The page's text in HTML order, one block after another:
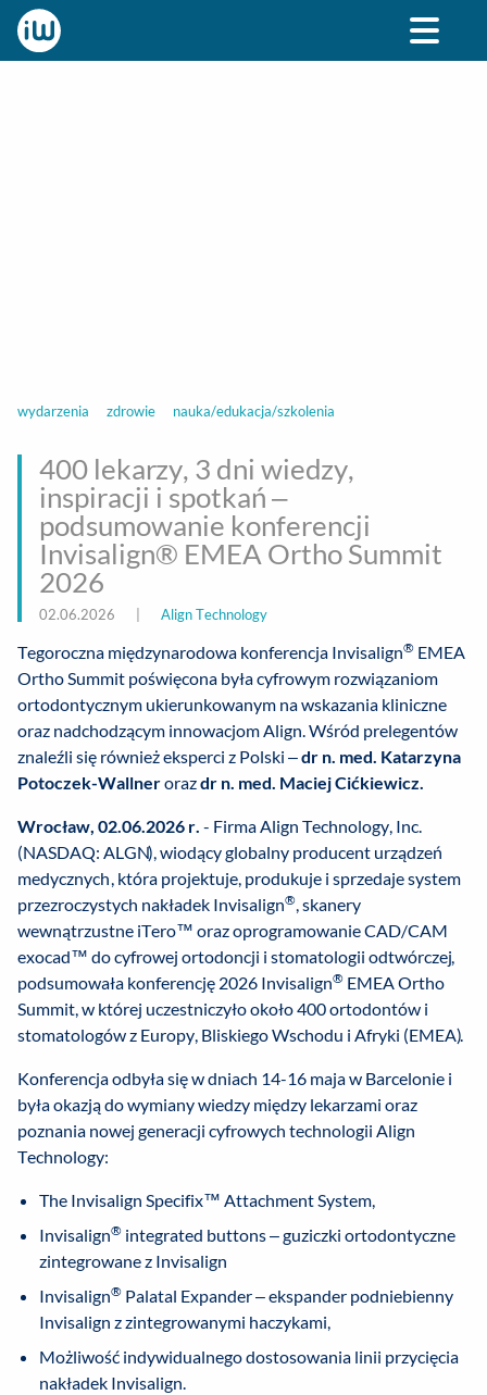
wydarzenia zdrowie nauka/edukacja/szkolenia
400 lekarzy, 3 dni wiedzy,
inspiracji i spotkań –
podsumowanie konferencji
Invisalign® EMEA Ortho Summit
2026
02.06.2026 Align Technology
Tegoroczna międzynarodowa konferencja Invisalign® EMEA
Ortho Summit poświęcona była cyfrowym rozwiązaniom
ortodontycznym ukierunkowanym na wskazania kliniczne
oraz nadchodzącym innowacjom Align. Wśród prelegentów
znaleźli się również eksperci z Polski –dr n. med. Katarzyna
Potoczek-Wallnerorazdr n. med. Maciej Cićkiewicz.
Wrocław, 02.06.2026 r. - Firma Align Technology, Inc.
(NASDAQ: ALGN), wiodący globalny producent urządzeń
medycznych, która projektuje, produkuje i sprzedaje system
przezroczystych nakładek Invisalign®, skanery
wewnątrzustne iTero™ oraz oprogramowanie CAD/CAM
exocad™ do cyfrowej ortodoncji i stomatologii odtwórczej,
podsumowała konferencję 2026 Invisalign® EMEA Ortho
Summit, w której uczestniczyło około 400 ortodontów i
stomatologów z Europy, Bliskiego Wschodu i Afryki (EMEA).
Konferencja odbyła się w dniach 14-16 maja w Barcelonie i
była okazją do wymiany wiedzy między lekarzami oraz
poznania nowej generacji cyfrowych technologii Align
Technology:
The Invisalign Specifix™ Attachment System,
Invisalign® integrated buttons – guziczki ortodontyczne
zintegrowane z Invisalign
Invisalign® Palatal Expander – ekspander podniebienny
Invisalign z zintegrowanymi haczykami,
Możliwość indywidualnego dostosowania linii przycięcia
nakładek Invisalign.